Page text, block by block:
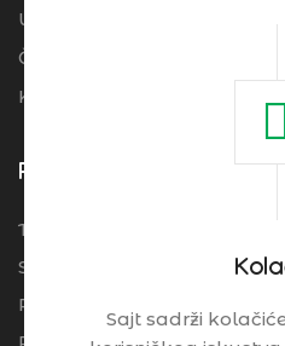
Sajt sadrži
Ugostitelji
Često postavljena pitanja
Kolačići
Pogledajte
Turistički Cenrtar Brzeće
Smeštaj
Restorani